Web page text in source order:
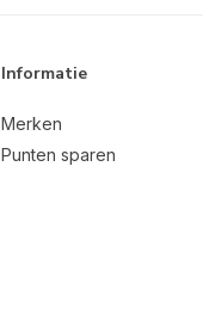
Informatie
Merken
Punten sparen